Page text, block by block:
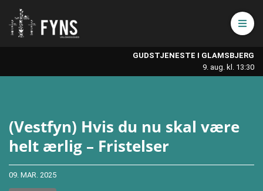
GUDSTJENESTE I GLAMSBJERG
9. aug. kl. 13:30
Åbn
(Vestfyn) Hvis du nu skal være
helt ærlig – Fristelser
09. MAR. 2025